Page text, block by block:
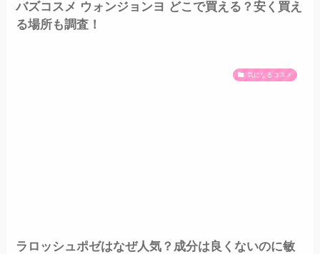
バズコスメ ウォンジョンヨ どこで買える？安く買え
る場所も調査！
気になるコスメ
ラロッシュポゼはなぜ人気？成分は良くないのに敏